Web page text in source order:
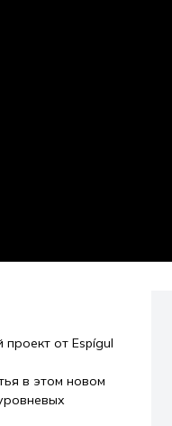
от Espígul
в этом новом